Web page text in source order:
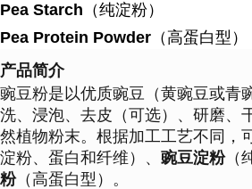
Pea Starch （纯淀粉）
Pea Protein Powder （高蛋白型）
产品简介
豌豆粉是以优质豌豆（黄豌豆或青
洗、浸泡、去皮（可选）、研磨、
然植物粉末。根据加工工艺不同，
淀粉、蛋白和纤维）、 豌豆淀粉（
粉（高蛋白型）。